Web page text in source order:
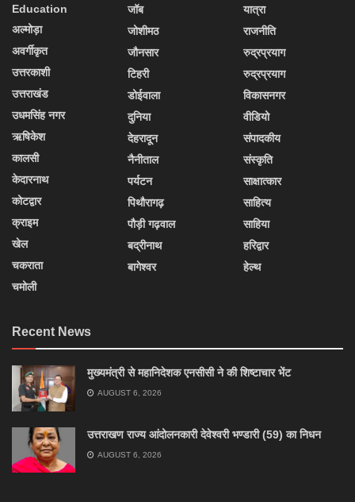
Education
अल्मोड़ा
अवर्गीकृत
उत्तरकाशी
उत्तराखंड
उधमसिंह नगर
ऋषिकेश
कालसी
केदारनाथ
कोटद्वार
क्राइम
खेल
चकराता
चमोली
जॉब
जोशीमठ
जौनसार
टिहरी
डोईवाला
दुनिया
देहरादून
नैनीताल
पर्यटन
पिथौरागढ़
पौड़ी गढ़वाल
बद्रीनाथ
बागेश्वर
यात्रा
राजनीति
रुद्रप्रयाग
रुद्रप्रयाग
विकासनगर
वीडियो
संपादकीय
संस्कृति
साक्षात्कार
साहित्य
साहिया
हरिद्वार
हेल्थ
Recent News
मुख्यमंत्री से महानिदेशक एनसीसी ने की शिष्टाचार भेंट
AUGUST 6, 2026
उत्तराखण राज्य आंदोलनकारी देवेश्वरी भण्डारी (59) का निधन
AUGUST 6, 2026